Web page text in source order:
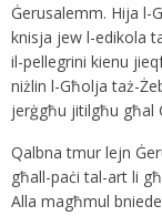
Ġerusalemm. Hija
knisja jew l-edikola
il-pellegrini kienu
niżlin l-Għolja taż-
jerġgħu jitilgħu għal
Qalbna tmur lejn
għall-paċi tal-art li
Alla magħmul